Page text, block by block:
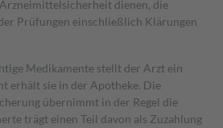
dienen, die
Prüfungen einschließlich Klärungen
Medikamente stellt der Arzt ein
erhält sie in der Apotheke. Die
übernimmt in der Regel die
trägt einen Teil davon als Zuzahlung